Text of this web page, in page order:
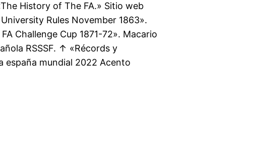
History of The FA.» Sitio web
Rules November 1863».
Challenge Cup 1871-72». Macario
RSSSF. ↑ «Récords y
españa mundial 2022 Acento